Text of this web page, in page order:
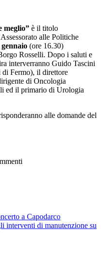
meglio” è il titolo
alle Politiche
(ore 16.30)
Rosselli. Dopo i saluti e
interverranno Guido Tascini
di Fermo), il direttore
di Oncologia
ed il primario di Urologia
alle domande del
a Capodarco
interventi di manutenzione su